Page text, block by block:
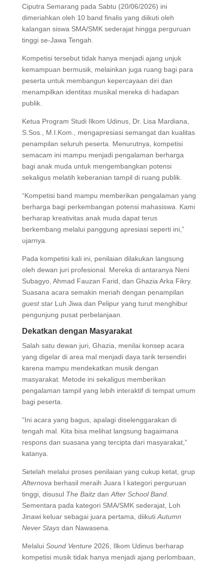
Ciputra Semarang pada Sabtu (20/06/2026) ini
dimeriahkan oleh 10 band finalis yang diikuti oleh
kalangan siswa SMA/SMK sederajat hingga perguruan
tinggi se-Jawa Tengah.
Kompetisi tersebut tidak hanya menjadi ajang unjuk
kemampuan bermusik, melainkan juga ruang bagi para
peserta untuk membangun kepercayaan diri dan
menampilkan identitas musikal mereka di hadapan
publik.
Ketua Program Studi Ilkom Udinus, Dr. Lisa Mardiana,
S.Sos., M.I.Kom., mengapresiasi semangat dan kualitas
penampilan seluruh peserta. Menurutnya, kompetisi
semacam ini mampu menjadi pengalaman berharga
bagi anak muda untuk mengembangkan potensi
sekaligus melatih keberanian tampil di ruang publik.
“Kompetisi band mampu memberikan pengalaman yang
berharga bagi perkembangan potensi mahasiswa. Kami
berharap kreativitas anak muda dapat terus
berkembang melalui panggung apresiasi seperti ini,”
ujarnya.
Pada kompetisi kali ini, penilaian dilakukan langsung
oleh dewan juri profesional. Mereka di antaranya Neni
Subagyo, Ahmad Fauzan Farid, dan Ghazia Arka Fikry.
Suasana acara semakin meriah dengan penampilan
guest starLuh Jiwa dan Pelipur yang turut menghibur
pengunjung pusat perbelanjaan.
Dekatkan dengan Masyarakat
Salah satu dewan juri, Ghazia, menilai konsep acara
yang digelar di area mal menjadi daya tarik tersendiri
karena mampu mendekatkan musik dengan
masyarakat. Metode ini sekaligus memberikan
pengalaman tampil yang lebih interaktif di tempat umum
bagi peserta.
“Ini acara yang bagus, apalagi diselenggarakan di
tengah mal. Kita bisa melihat langsung bagaimana
respons dan suasana yang tercipta dari masyarakat,”
katanya.
Setelah melalui proses penilaian yang cukup ketat, grup
Afternova berhasil meraih Juara I kategori perguruan
tinggi, disusul The Baitzdan After School Band.
Sementara pada kategori SMA/SMK sederajat, Loh
Jinawi keluar sebagai juara pertama, diikuti Autumn
Never Staysdan Nawasena.
Melalui Sound Venture2026, Ilkom Udinus berharap
kompetisi musik tidak hanya menjadi ajang perlombaan,